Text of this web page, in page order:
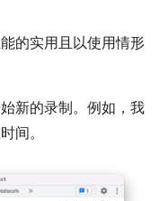
的实用且以使用情形
新的录制。例如，我
间。